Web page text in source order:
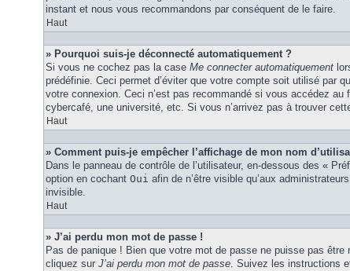
instant et nous vous recommandons par conséquent de le faire.
Haut
» Pourquoi suis-je déconnecté automatiquement ?
Si vous ne cochez pas la case Me connecter automatiquement
prédéfinie. Ceci permet d’éviter que votre compte soit utilisé par
votre connexion. Ceci n’est pas recommandé si vous accédez au
cybercafé, une université, etc. Si vous n’arrivez pas à trouver
Haut
» Comment puis-je empêcher l’affichage de mon nom
Dans le panneau de contrôle de l’utilisateur, en-dessous des «
option en cochant Oui afin de n’être visible qu’aux
invisible.
Haut
» J’ai perdu mon mot de passe !
Pas de panique ! Bien que votre mot de passe ne puisse pas
cliquez sur J’ai perdu mon mot de passe. Suivez les instructions